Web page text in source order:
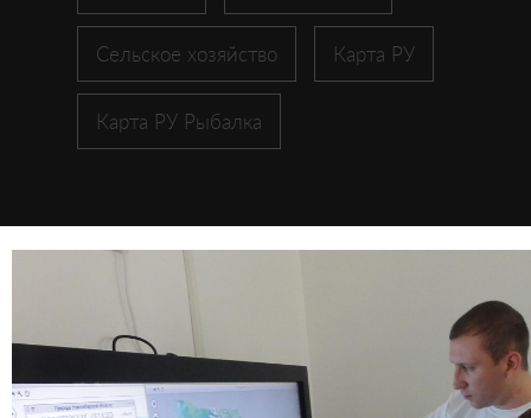
Сельское хозяйство Карта РУ
Карта РУ Рыбалка